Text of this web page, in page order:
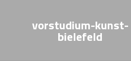
vorstudium-kunst-
bielefeld